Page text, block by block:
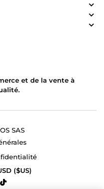
et de la vente à
SAS
($US)